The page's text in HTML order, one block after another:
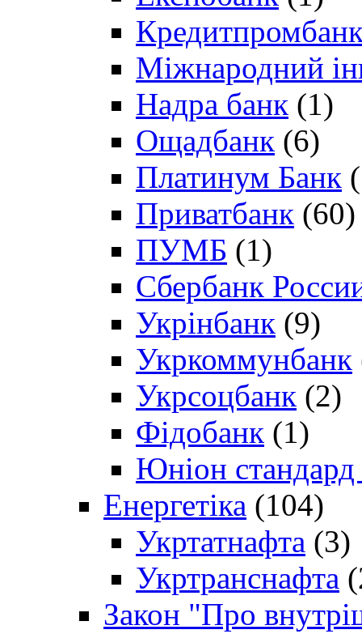
Міжнародний
Надра банк (1)
Ощадбанк (6)
Платинум Банк
Приватбанк (60)
ПУМБ (1)
Сбербанк
Укрінбанк (9)
Укркоммунбанк
Укрсоцбанк (2)
Фідобанк (1)
Юніон стандард
Енергетіка (104)
Укртатнафта (3)
Укртранснафта
Закон "Про